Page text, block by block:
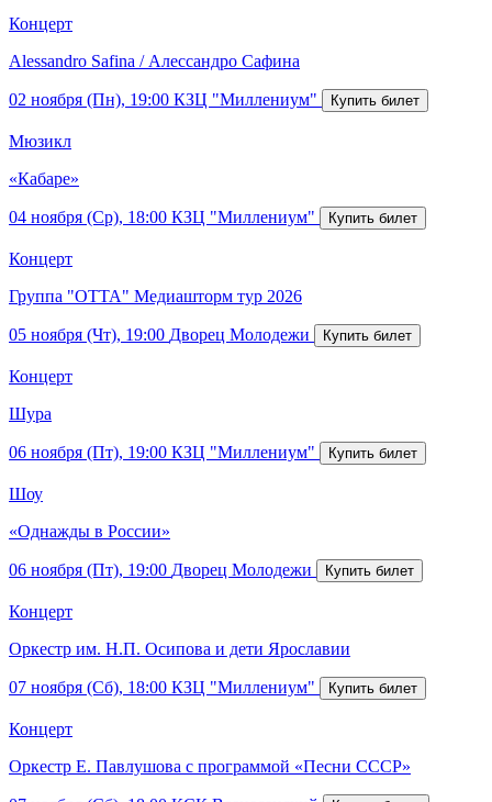
Концерт
Alessandro Safina / Алессандро Сафина
02 ноября (Пн), 19:00 КЗЦ "Миллениум"
Мюзикл
«Кабаре»
04 ноября (Ср), 18:00 КЗЦ "Миллениум"
Концерт
Группа "ОТТА" Медиашторм тур 2026
05 ноября (Чт), 19:00 Дворец Молодежи
Концерт
Шура
06 ноября (Пт), 19:00 КЗЦ "Миллениум"
Шоу
«Однажды в России»
06 ноября (Пт), 19:00 Дворец Молодежи
Концерт
Оркестр им. Н.П. Осипова и дети Ярославии
07 ноября (Сб), 18:00 КЗЦ "Миллениум"
Концерт
Оркестр Е. Павлушова с программой «Песни СССР»